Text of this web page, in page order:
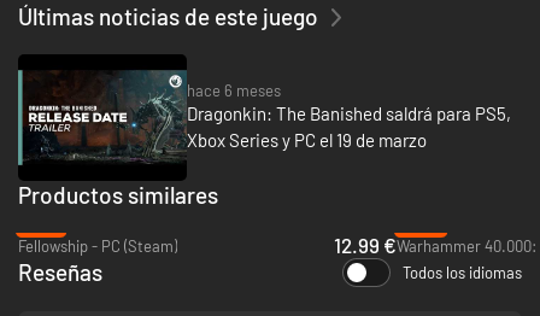
Últimas noticias de este juego
hace 6 meses
Dragonkin: The Banished saldrá para PS5,
Xbox Series y PC el 19 de marzo
Productos similares
Fellowship - PC (Steam)
12.99 €
Reseñas Todos los idiomas